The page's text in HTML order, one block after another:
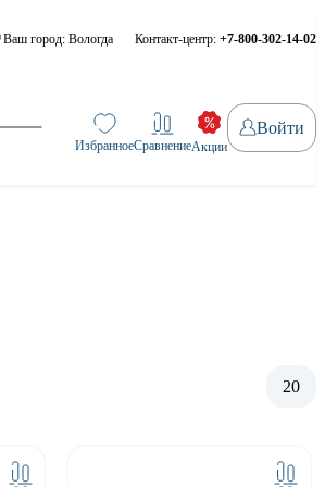
Ваш город: Вологда Контакт-центр: +7-800-302-14-02
ИзбранноеСравнениеАкции
Войти
20